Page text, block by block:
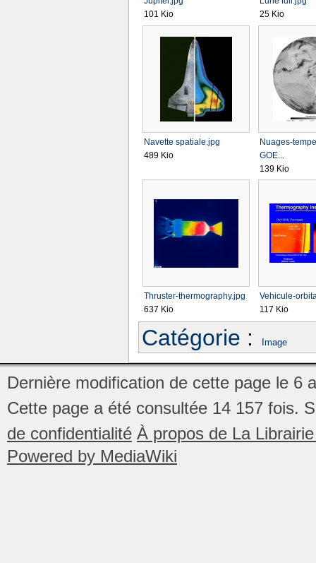
101 Kio
25 Kio
Navette spatiale.jpg
489 Kio
Nuages-
GOE...
139 Kio
Thruster-thermography.jpg
637 Kio
Vehicule-
117 Kio
Catégorie : Image
Dernière modification de cette page le 6
Cette page a été consultée 14 157 fois.
de confidentialité À propos de La
Powered by MediaWiki